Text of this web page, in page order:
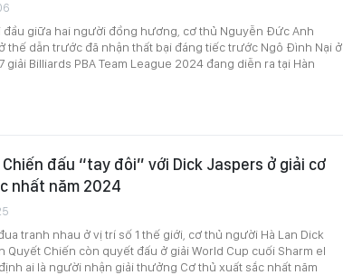
đầu giữa hai người đồng hương, cơ thủ Nguyễn Đức Anh
thế dẫn trước đã nhận thất bại đáng tiếc trước Ngô Đình Nại ở
giải Billiards PBA Team League 2024 đang diễn ra tại Hàn
đấu “tay đôi” với Dick Jaspers ở giải cơ
nhất năm 2024
tranh nhau ở vị trí số 1 thế giới, cơ thủ người Hà Lan Dick
Quyết Chiến còn quyết đấu ở giải World Cup cuối Sharm el
ai là người nhận giải thưởng Cơ thủ xuất sắc nhất năm